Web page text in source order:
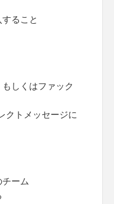
ること
しくはファック
クトメッセージに
ーム